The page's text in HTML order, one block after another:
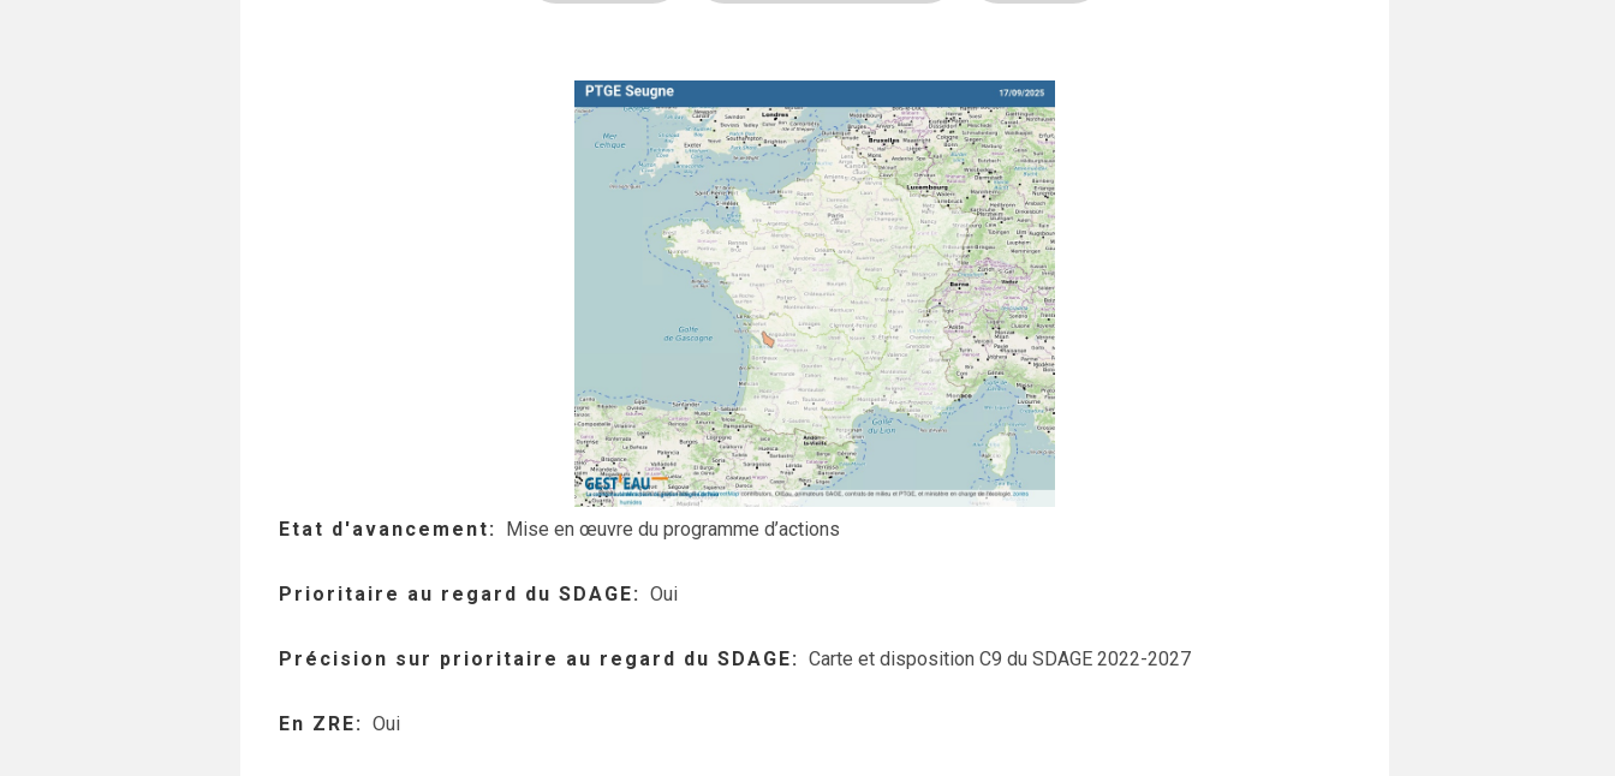
Etat d'avancement Mise en œuvre du programme d’actions
Prioritaire au regard du SDAGE Oui
Précision sur prioritaire au regard du SDAGE Carte et disposition C9 du SDAGE 2022-2027
En ZRE Oui